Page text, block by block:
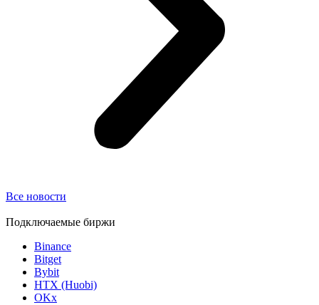
Все новости
Подключаемые биржи
Binance
Bitget
Bybit
HTX (Huobi)
OKx